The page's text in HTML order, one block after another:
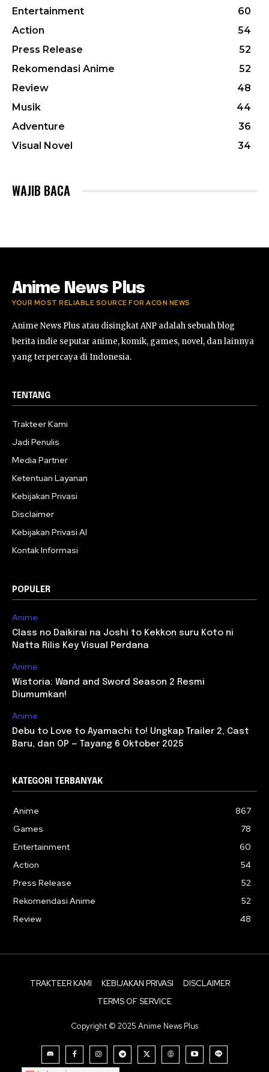
Entertainment
60
Action
54
Press Release
52
Rekomendasi Anime
52
Review
48
Musik
44
Adventure
36
Visual Novel
34
WAJIB BACA
Anime News Plus
YOUR MOST RELIABLE SOURCE FOR ACGN NEWS
Anime News Plus atau disingkat ANP adalah sebuah blog
berita indie seputar anime, komik, games, novel, dan lainnya
yang terpercaya di Indonesia.
TENTANG
Trakteer Kami
Jadi Penulis
Media Partner
Ketentuan Layanan
Kebijakan Privasi
Disclaimer
Kebijakan Privasi AI
Kontak Informasi
POPULER
Anime
Class no Daikirai na Joshi to Kekkon suru Koto ni
Natta Rilis Key Visual Perdana
Anime
Wistoria: Wand and Sword Season 2 Resmi
Diumumkan!
Anime
Debu to Love to Ayamachi to! Ungkap Trailer 2, Cast
Baru, dan OP — Tayang 6 Oktober 2025
KATEGORI TERBANYAK
Anime
867
Games
78
Entertainment
60
Action
54
Press Release
52
Rekomendasi Anime
52
Review
48
TRAKTEER KAMI KEBIJAKAN PRIVASI
DISCLAIMER
TERMS OF SERVICE
Copyright © 2025 Anime News Plus